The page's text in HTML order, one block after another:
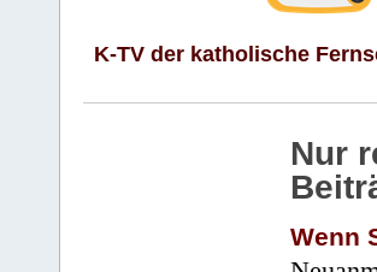
K-TV der katholische
Nur
Wenn